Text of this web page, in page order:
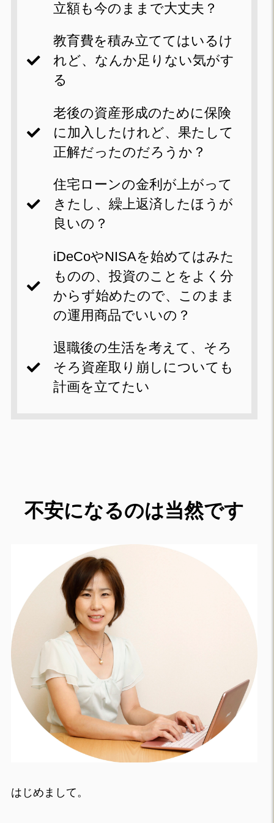
立額も今のままで大丈夫？
教育費を積み立ててはいるけ
れど、なんか足りない気がす
る
老後の資産形成のために保険
に加入したけれど、果たして
正解だったのだろうか？
住宅ローンの金利が上がって
きたし、繰上返済したほうが
良いの？
iDeCoやNISAを始めてはみた
ものの、投資のことをよく分
からず始めたので、このまま
の運用商品でいいの？
退職後の生活を考えて、そろ
そろ資産取り崩しについても
計画を立てたい
不安になるのは当然です
はじめまして。